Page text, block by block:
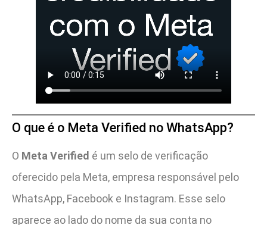
O que é o Meta Verified no WhatsApp?
O Meta Verified é um selo de verificação
oferecido pela Meta, empresa responsável pelo
WhatsApp, Facebook e Instagram. Esse selo
aparece ao lado do nome da sua conta no